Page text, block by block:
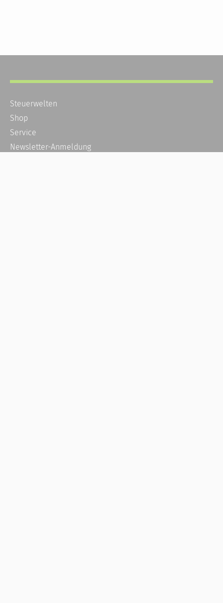
Steuerwelten
Shop
Service
Newsletter-Anmeldung